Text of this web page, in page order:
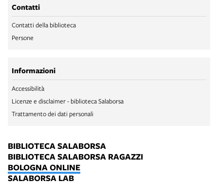
Contatti
Contatti della biblioteca
Persone
Informazioni
Accessibilità
Licenze e disclaimer - biblioteca Salaborsa
Trattamento dei dati personali
BIBLIOTECA SALABORSA
BIBLIOTECA SALABORSA RAGAZZI
BOLOGNA ONLINE
SALABORSA LAB